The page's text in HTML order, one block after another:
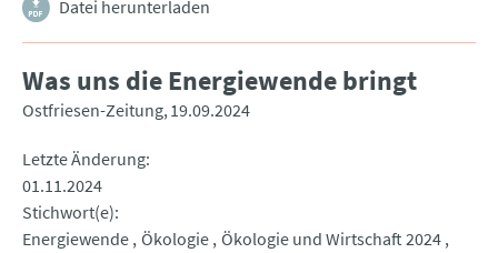
Datei herunterladen
Was uns die Energiewende bringt
Ostfriesen-Zeitung 19.09.2024
Letzte Änderung
01.11.2024
Stichwort(e)
Energiewende Ökologie Ökologie und Wirtschaft 2024